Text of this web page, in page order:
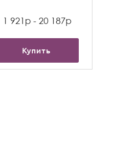
1 921р - 20 187р
Купить